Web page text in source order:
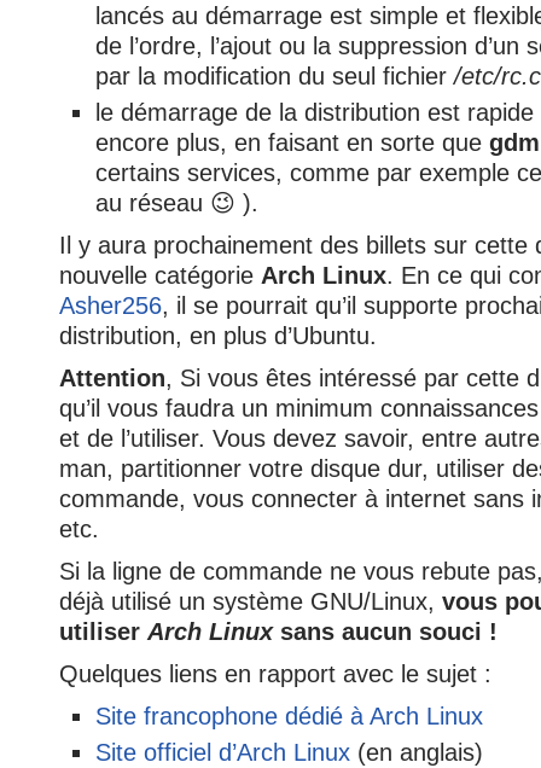
lancés au démarrage est simple et
de l’ordre, l’ajout ou la suppression d’un
par la modification du seul fichier/etc/
le démarrage de la distribution est rapide
encore plus, en faisant en sorte que gdm
certains services, comme par exemple
au réseau 😉 ).
Il y aura prochainement des billets sur cette
nouvelle catégorie Arch Linux. En ce qui
Asher256, il se pourrait qu’il supporte
distribution, en plus d’Ubuntu.
Attention, Si vous êtes intéressé par cette
qu’il vous faudra un minimum
et de l’utiliser. Vous devez savoir, entre
man, partitionner votre disque dur, utiliser
commande, vous connecter à internet sans
etc.
Si la ligne de commande ne vous rebute
déjà utilisé un système GNU/Linux, vous
utiliser Arch Linuxsans aucun souci !
Quelques liens en rapport avec le sujet :
Site francophone dédié à Arch Linux
Site officiel d’Arch Linux (en anglais)